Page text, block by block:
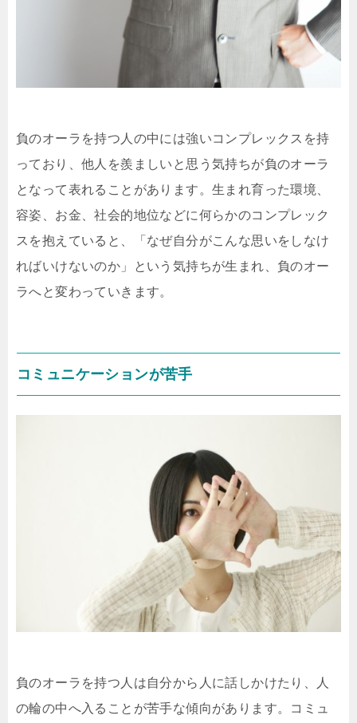
負のオーラを持つ人の中には強いコンプレックスを持
っており、他人を羨ましいと思う気持ちが負のオーラ
となって表れることがあります。生まれ育った環境、
容姿、お金、社会的地位などに何らかのコンプレック
スを抱えていると、「なぜ自分がこんな思いをしなけ
ればいけないのか」という気持ちが生まれ、負のオー
ラへと変わっていきます。
コミュニケーションが苦手
負のオーラを持つ人は自分から人に話しかけたり、人
の輪の中へ入ることが苦手な傾向があります。コミュ